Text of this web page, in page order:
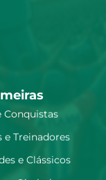
Conquistas
e Treinadores
e Clássicos